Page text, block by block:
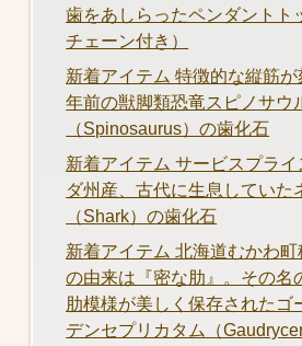
歯をあしらったペンダントト
チェーン付き）
新着アイテム 特徴的な縦筋
年前の獣脚類恐竜スピノサウ
（Spinosaurus）の歯化石
新着アイテム サービスプライ
ダ州産、古代に生息していた
（Shark）の歯化石
新着アイテム 北海道むかわ
の由来は『密な肋』。その名
肋模様が美しく保存されたゴ
デンセプリカタム（